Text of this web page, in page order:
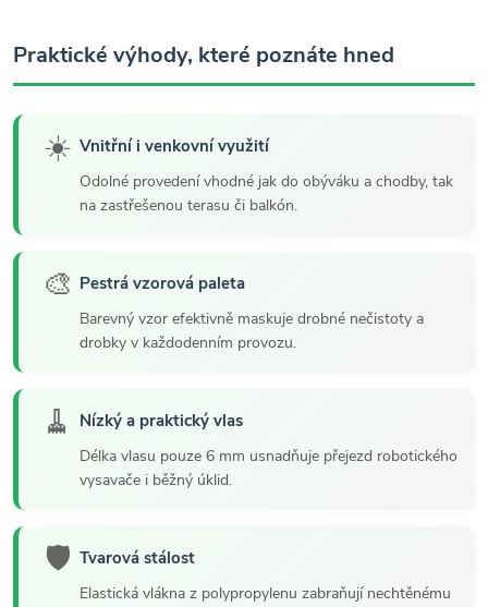
Praktické výhody, které poznáte hned
☀️ Vnitřní i venkovní využití
Odolné provedení vhodné jak do obýváku a chodby, tak
na zastřešenou terasu či balkón.
🎨 Pestrá vzorová paleta
Barevný vzor efektivně maskuje drobné nečistoty a
drobky v každodenním provozu.
🧹 Nízký a praktický vlas
Délka vlasu pouze 6 mm usnadňuje přejezd robotického
vysavače i běžný úklid.
🛡️ Tvarová stálost
Elastická vlákna z polypropylenu zabraňují nechtěnému